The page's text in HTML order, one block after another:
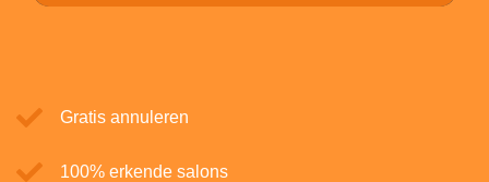
Gratis annuleren
100% erkende salons